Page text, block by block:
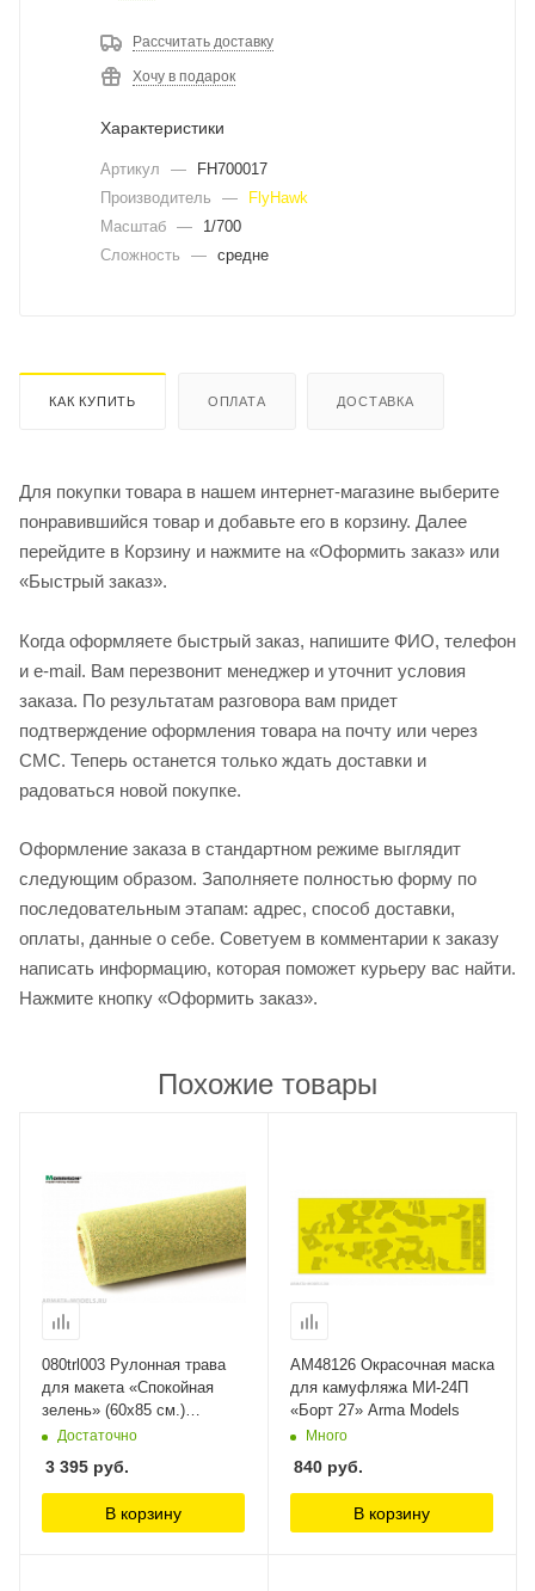
Рассчитать доставку
Хочу в подарок
Характеристики
Артикул —
FH700017
Производитель
—
FlyHawk
Масштаб —
1/700
Сложность
— средне
КАК КУПИТЬ ОПЛАТА ДОСТАВКА
Для покупки товара в нашем интернет-магазине выберите
понравившийся товар и добавьте его в корзину. Далее
перейдите в Корзину и нажмите на «Оформить заказ» или
«Быстрый заказ».
Когда оформляете быстрый заказ, напишите ФИО, телефон
и e-mail. Вам перезвонит менеджер и уточнит условия
заказа. По результатам разговора вам придет
подтверждение оформления товара на почту или через
СМС. Теперь останется только ждать доставки и
радоваться новой покупке.
Оформление заказа в стандартном режиме выглядит
следующим образом. Заполняете полностью форму по
последовательным этапам: адрес, способ доставки,
оплаты, данные о себе. Советуем в комментарии к заказу
написать информацию, которая поможет курьеру вас найти.
Нажмите кнопку «Оформить заказ».
Похожие товары
080trl003 Рулонная трава
для макета «Спокойная
зелень» (60х85 см.)
Morrison
Достаточно
3 395 руб.
В корзину
AM48126 Окрасочная маска
для камуфляжа МИ-24П
«Борт 27» Arma Models
Много
840 руб.
В корзину